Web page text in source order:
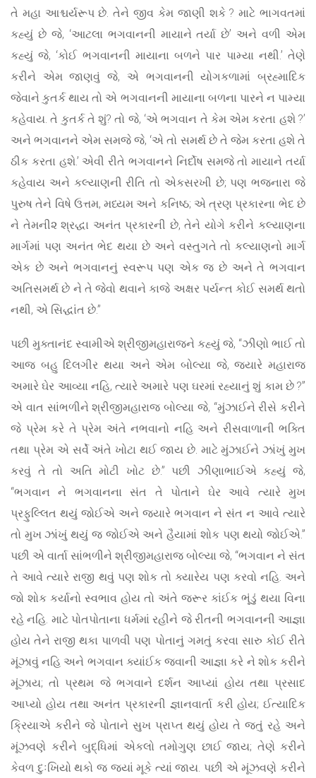
તે મહા આશ્ચર્યરૂપ છે. તેને જીવ કેમ જાણી શકે ? માટે ભાગવતમાં
કહ્યું છે જે, ‘આટલા ભગવાનની માયાને તર્યા છે’ અને વળી એમ
કહ્યું જે, ‘કોઈ ભગવાનની માયાના બળને પાર પામ્યા નથી.’ તેણે
કરીને એમ જાણવું જે, એ ભગવાનની યોગકળામાં બ્રહ્માદિક
જેવાને કુતર્ક થાય તો એ ભગવાનની માયાના બળના પારને ન પામ્યા
કહેવાય. તે કુતર્ક તે શું? તો જે, ‘એ ભગવાન તે કેમ એમ કરતા હશે ?’
અને ભગવાનને એમ સમજે જે, ‘એ તો સમર્થ છે તે જેમ કરતા હશે તે
ઠીક કરતા હશે.’ એવી રીતે ભગવાનને નિર્દોષ સમજે તો માયાને તર્યા
કહેવાય અને કલ્યાણની રીતિ તો એકસરખી છે; પણ ભજનારા જે
પુરુષ તેને વિષે ઉત્તમ, મધ્યમ અને કનિષ્ઠ; એ ત્રણ પ્રકારના ભેદ છે
ને તેમની૨ શ્રદ્ધા અનંત પ્રકારની છે, તેને યોગે કરીને કલ્યાણના
માર્ગમાં પણ અનંત ભેદ થયા છે અને વસ્તુગતે તો કલ્યાણનો માર્ગ
એક છે અને ભગવાનનું સ્વરૂપ પણ એક જ છે અને તે ભગવાન
અતિસમર્થ છે ને તે જેવો થવાને કાજે અક્ષર પર્યન્ત કોઈ સમર્થ થતો
નથી, એ સિદ્ધાંત છે.”
પછી મુક્તાનંદ સ્વામીએ શ્રીજીમહારાજને કહ્યું જે, “ઝીણો ભાઈ તો
આજ બહુ દિલગીર થયા અને એમ બોલ્યા જે, જ્યારે મહારાજ
અમારે ઘેર આવ્યા નહિ, ત્યારે અમારે પણ ઘરમાં રહ્યાનું શું કામ છે ?”
એ વાત સાંભળીને શ્રીજીમહારાજ બોલ્યા જે, “મુંઝાઈને રીસે કરીને
જે પ્રેમ કરે તે પ્રેમ અંતે નભવાનો નહિ અને રીસવાળાની ભક્તિ
તથા પ્રેમ એ સર્વે અંતે ખોટા થઈ જાય છે. માટે મુંઝાઈને ઝાંખું મુખ
કરવું તે તો અતિ મોટી ખોટ છે.” પછી ઝીણાભાઈએ કહ્યું જે,
“ભગવાન ને ભગવાનના સંત તે પોતાને ઘેર આવે ત્યારે મુખ
પ્રફુલ્લિત થયું જોઈએ અને જ્યારે ભગવાન ને સંત ન આવે ત્યારે
તો મુખ ઝાંખું થયું જ જોઈએ અને હૈયામાં શોક પણ થયો જોઈએ.”
પછી એ વાર્તા સાંભળીને શ્રીજીમહારાજ બોલ્યા જે, “ભગવાન ને સંત
તે આવે ત્યારે રાજી થવું પણ શોક તો ક્યારેય પણ કરવો નહિ. અને
જો શોક કર્યાનો સ્વભાવ હોય તો અંતે જરૂર કાંઈક ભૂંડું થયા વિના
રહે નહિ. માટે પોતપોતાના ધર્મમાં રહીને જે રીતની ભગવાનની આજ્ઞા
હોય તેને રાજી થકા પાળવી પણ પોતાનું ગમતું કરવા સારુ કોઈ રીતે
મૂંઝાવું નહિ અને ભગવાન ક્યાંઈક જવાની આજ્ઞા કરે ને શોક કરીને
મૂંઝાય; તો પ્રથમ જે ભગવાને દર્શન આપ્યાં હોય તથા પ્રસાદ
આપ્યો હોય તથા અનંત પ્રકારની જ્ઞાનવાર્તા કરી હોય; ઈત્યાદિક
ક્રિયાએ કરીને જે પોતાને સુખ પ્રાપ્ત થયું હોય તે જતું રહે અને
મૂંઝવણે કરીને બુદ્ધિમાં એકલો તમોગુણ છાઈ જાય; તેણે કરીને
કેવળ દુઃખિયો થકો જ જ્યાં મૂકે ત્યાં જાય. પછી એ મૂંઝવણે કરીને